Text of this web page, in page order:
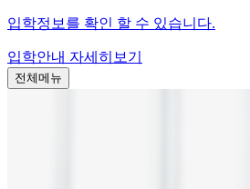
입학정보를 확인 할 수 있습니다.
입학안내 자세히보기
전체메뉴